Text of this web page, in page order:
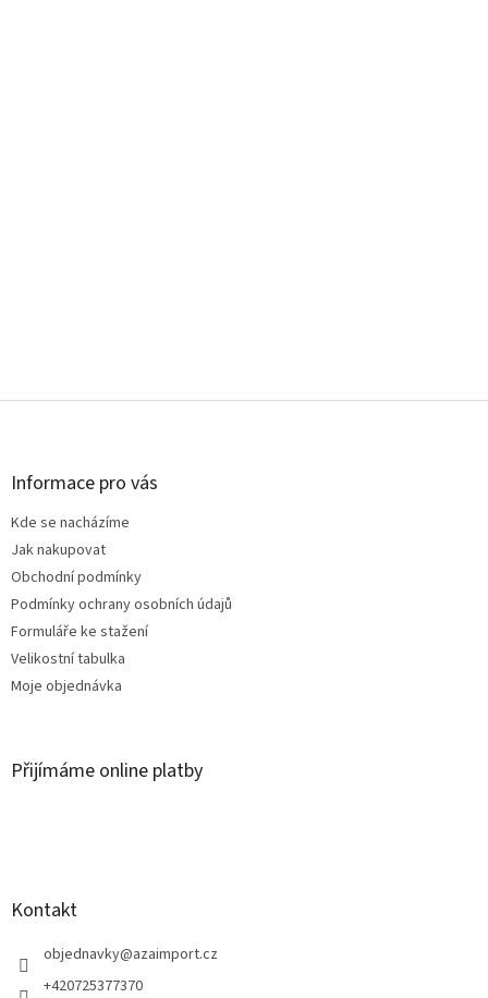
Z
Informace pro vás
Kde se nacházíme
Jak nakupovat
Obchodní podmínky
Podmínky ochrany osobních údajů
Formuláře ke stažení
Velikostní tabulka
Moje objednávka
Přijímáme online platby
Kontakt
objednavky@azaimport.cz
+420725377370